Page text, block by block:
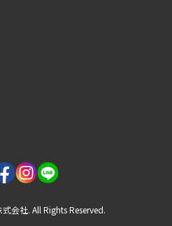
会社. All Rights Reserved.